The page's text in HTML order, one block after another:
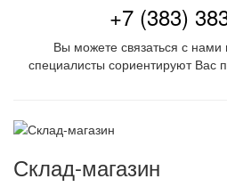
+7 (383)
Вы можете связаться с
специалисты сориентируют Вас
Склад-магазин